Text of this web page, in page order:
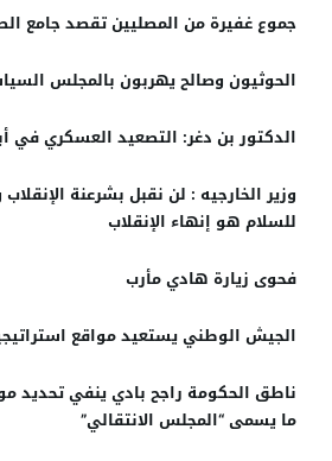
جموع غفيرة من المصليين تقصد جامع
الحوثيون وصالح يهربون بالمجلس
الدكتور بن دغر: التصعيد العسكري في
وزير الخارجيه : لن نقبل بشرعنة
للسلام هو إنهاء الإنقلاب
فحوى زيارة هادي مأرب
الجيش الوطني يستعيد مواقع
ناطق الحكومة راجح بادي ينفي تحديد
ما يسمى “المجلس الانتقالي”